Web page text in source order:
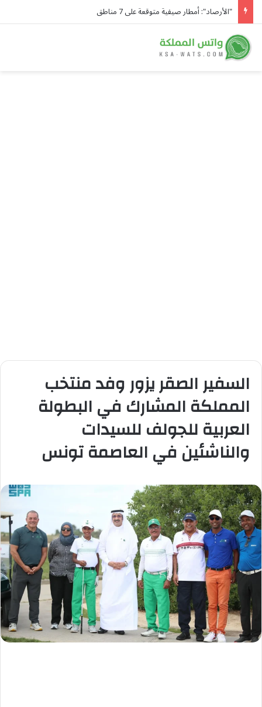
"الأرصاد": أمطار صيفية متوقعة على 7 مناطق
السفير الصقر يزور وفد منتخب
المملكة المشارك في البطولة
العربية للجولف للسيدات
والناشئين في العاصمة تونس